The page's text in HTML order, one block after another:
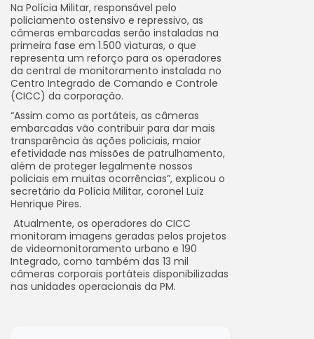
Na Polícia Militar, responsável pelo
policiamento ostensivo e repressivo, as
câmeras embarcadas serão instaladas na
primeira fase em 1.500 viaturas, o que
representa um reforço para os operadores
da central de monitoramento instalada no
Centro Integrado de Comando e Controle
(CICC) da corporação.
“Assim como as portáteis, as câmeras
embarcadas vão contribuir para dar mais
transparência às ações policiais, maior
efetividade nas missões de patrulhamento,
além de proteger legalmente nossos
policiais em muitas ocorrências”, explicou o
secretário da Polícia Militar, coronel Luiz
Henrique Pires.
Atualmente, os operadores do CICC
monitoram imagens geradas pelos projetos
de videomonitoramento urbano e 190
Integrado, como também das 13 mil
câmeras corporais portáteis disponibilizadas
nas unidades operacionais da PM.